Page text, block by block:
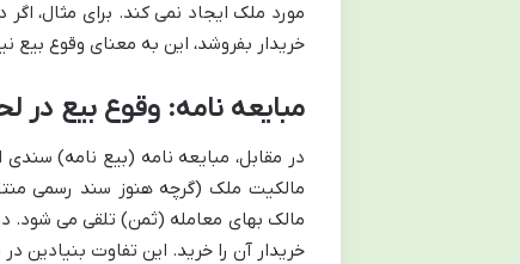
مورد ملک ایجاد نمی کند. برای مثال،
خریدار بفروشد، این به معنای وقوع
مبایعه نامه: وقوع بیع در
در مقابل، مبایعه نامه (بیع نامه)
مالکیت ملک (گرچه هنوز سند رسمی
مالک بهای معامله (ثمن) تلقی می شود.
خریدار آن را خرید. این تفاوت بنیادین